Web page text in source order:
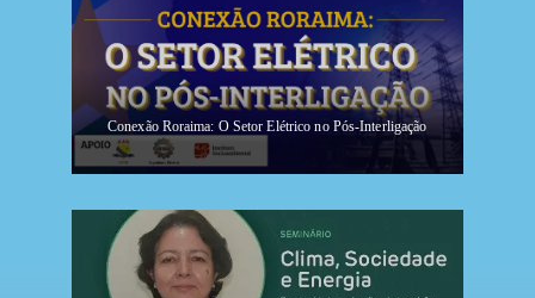
Conexão Roraima: O Setor Elétrico no Pós-Interligação